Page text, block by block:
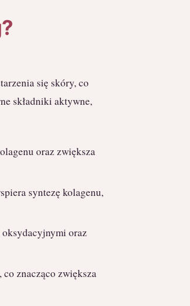
się skóry, co
składniki aktywne,
oraz zwiększa
syntezę kolagenu,
oraz
znacząco zwiększa